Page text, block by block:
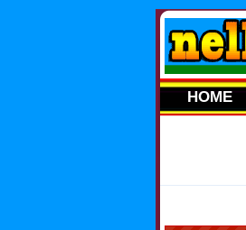
HOME